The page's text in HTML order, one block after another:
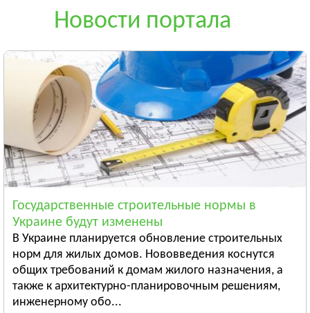
Андрушёвка
Смотреть всё
ЗАКАРПАТСКАЯ ОБЛАСТЬ
Ужгород
Чоп
Берегово
Смотреть всё
ЗАПОРОЖСКАЯ ОБЛАСТЬ
Запорожье
Энергодар
Бердянск
Смотреть всё
ИВАНО-ФРАНКОВСКАЯ ОБЛАСТЬ
Ивано-Франковск
Болехов
Новости портала
Государственные строительные нормы в
Украине будут изменены
В Украине планируется обновление строительных
норм для жилых домов. Нововведения коснутся
общих требований к домам жилого назначения, а
также к архитектурно-планировочным решениям,
инженерному обо...